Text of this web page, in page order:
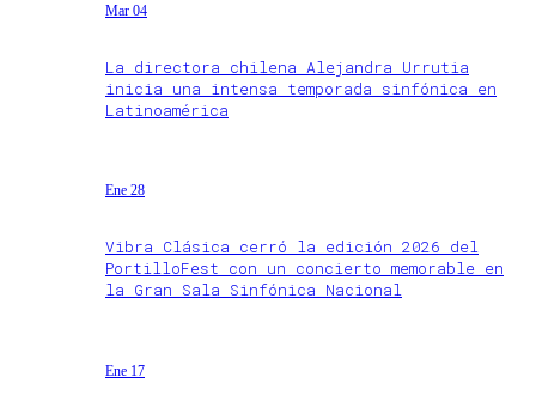
Mar 04
La directora chilena Alejandra Urrutia
inicia una intensa temporada sinfónica en
Latinoamérica
Ene 28
Vibra Clásica cerró la edición 2026 del
PortilloFest con un concierto memorable en
la Gran Sala Sinfónica Nacional
Ene 17